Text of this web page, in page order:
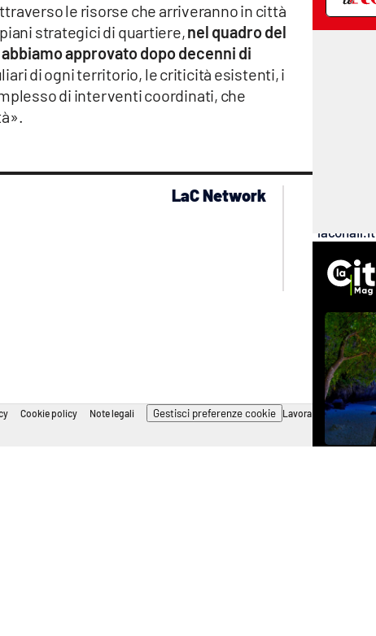
le risorse che arriveranno in città
strategici di quartiere,nel quadro del
approvato dopo decenni di
di ogni territorio, le criticità esistenti, i
di interventi coordinati, che
LaC Network
laconair.it
Cookie policy Note legali Gestisci preferenze cookie Lavora con noi